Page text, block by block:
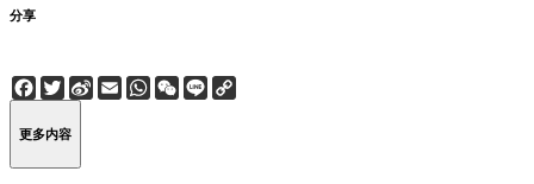
分享
Facebook
Twitter
Sina
Weibo
EmailWhatsApp
WeChat
Line
更多内容